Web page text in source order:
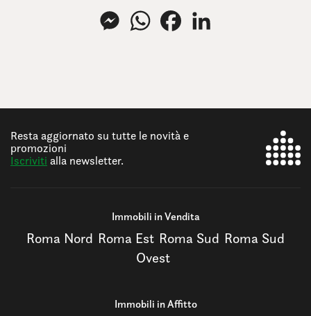
MessengerWhatsAppFacebook
Resta aggiornato su tutte le novità e
promozioni
Iscriviti alla newsletter.
Immobili in Vendita
Roma Nord Roma Est Roma Sud Roma Sud
Ovest
Immobili in Affitto